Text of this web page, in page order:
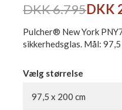
DKK 6.795DKK
Pulcher® New York
sikkerhedsglas. Mål:
Vælg størrelse
97,5 x 200 cm